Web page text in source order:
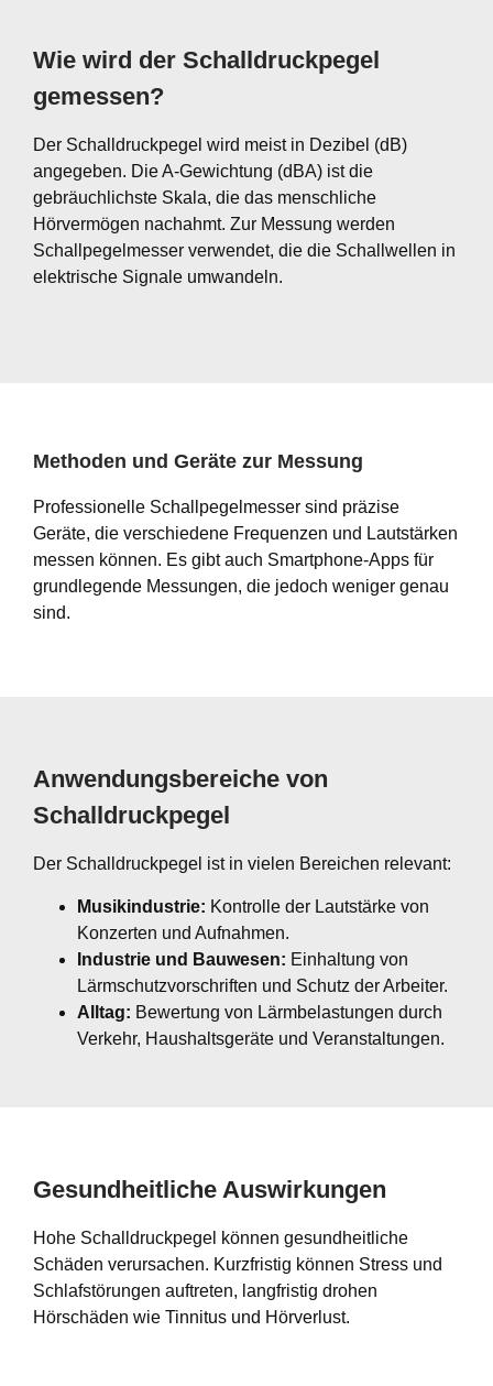
Wie wird der Schalldruckpegel
gemessen?
Der Schalldruckpegel wird meist in Dezibel (dB)
angegeben. Die A-Gewichtung (dBA) ist die
gebräuchlichste Skala, die das menschliche
Hörvermögen nachahmt. Zur Messung werden
Schallpegelmesser verwendet, die die Schallwellen in
elektrische Signale umwandeln.
Methoden und Geräte zur Messung
Professionelle Schallpegelmesser sind präzise
Geräte, die verschiedene Frequenzen und Lautstärken
messen können. Es gibt auch Smartphone-Apps für
grundlegende Messungen, die jedoch weniger genau
sind.
Anwendungsbereiche von
Schalldruckpegel
Der Schalldruckpegel ist in vielen Bereichen relevant:
Musikindustrie: Kontrolle der Lautstärke von
Konzerten und Aufnahmen.
Industrie und Bauwesen: Einhaltung von
Lärmschutzvorschriften und Schutz der Arbeiter.
Alltag: Bewertung von Lärmbelastungen durch
Verkehr, Haushaltsgeräte und Veranstaltungen.
Gesundheitliche Auswirkungen
Hohe Schalldruckpegel können gesundheitliche
Schäden verursachen. Kurzfristig können Stress und
Schlafstörungen auftreten, langfristig drohen
Hörschäden wie Tinnitus und Hörverlust.